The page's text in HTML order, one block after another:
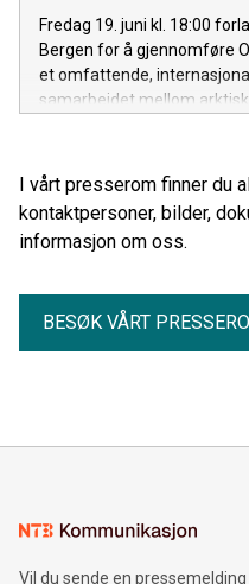
Fredag 19. juni kl. 18:00
Bergen for å gjennomføre
et omfattende,
samarbeidet mellom
I vårt presserom finner du
kontaktpersoner, bilder,
informasjon om oss.
BESØK VÅRT
Vil du sende en